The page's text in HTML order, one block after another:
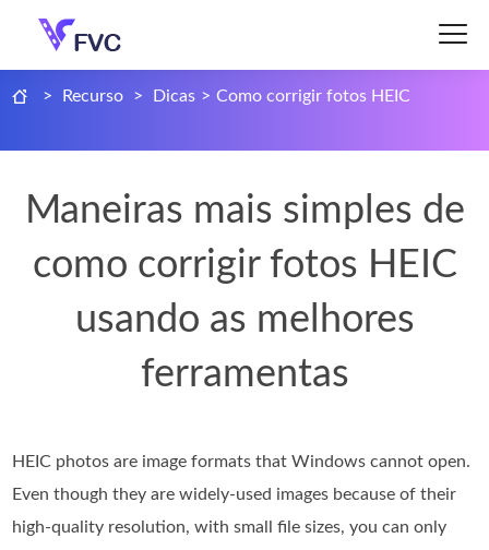
> Recurso > Dicas > Como corrigir fotos HEIC
Maneiras mais simples de
como corrigir fotos HEIC
usando as melhores
ferramentas
HEIC photos are image formats that Windows cannot open.
Even though they are widely-used images because of their
high-quality resolution, with small file sizes, you can only